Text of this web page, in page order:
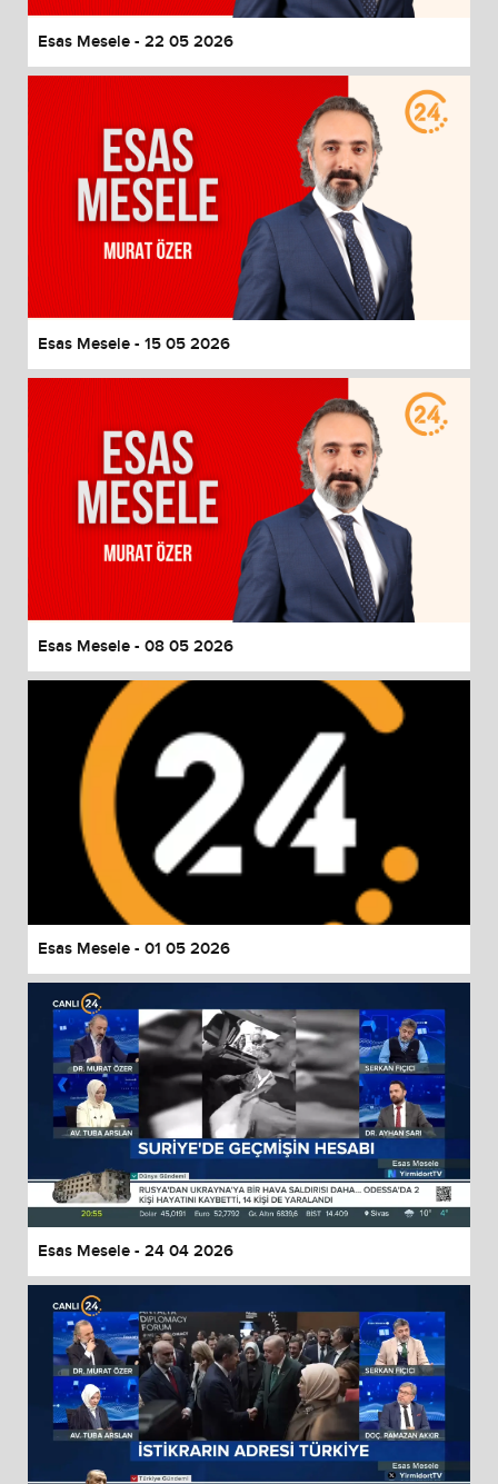
Esas Mesele - 22 05 2026
Esas Mesele - 15 05 2026
Esas Mesele - 08 05 2026
Esas Mesele - 01 05 2026
Esas Mesele - 24 04 2026